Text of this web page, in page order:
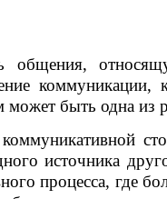
общения,
коммуникации,
может быть одна из
источника
процесса, где